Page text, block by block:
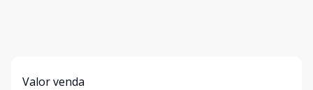
Valor venda